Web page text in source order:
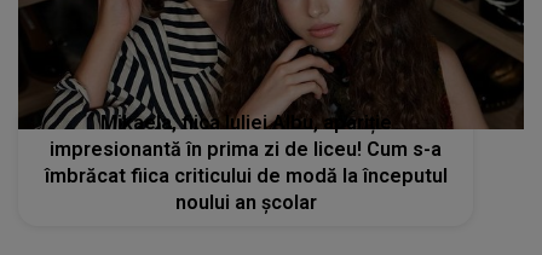
Mikaela, fiica Iuliei Albu, apariție
impresionantă în prima zi de liceu! Cum s-a
îmbrăcat fiica criticului de modă la începutul
noului an școlar